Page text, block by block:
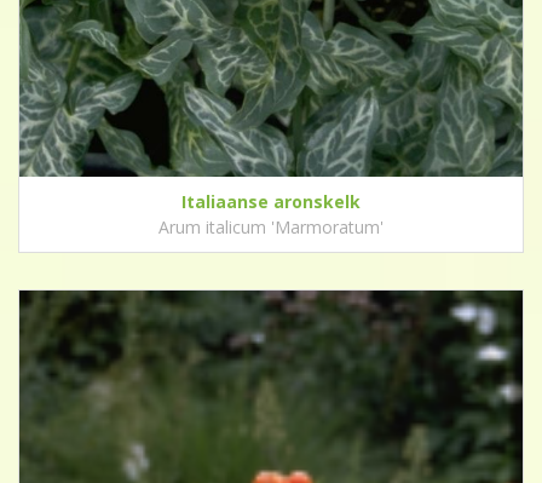
Italiaanse aronskelk
Arum italicum 'Marmoratum'